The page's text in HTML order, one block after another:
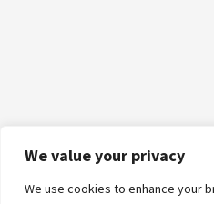
We value your privacy
We use cookies to enhance your